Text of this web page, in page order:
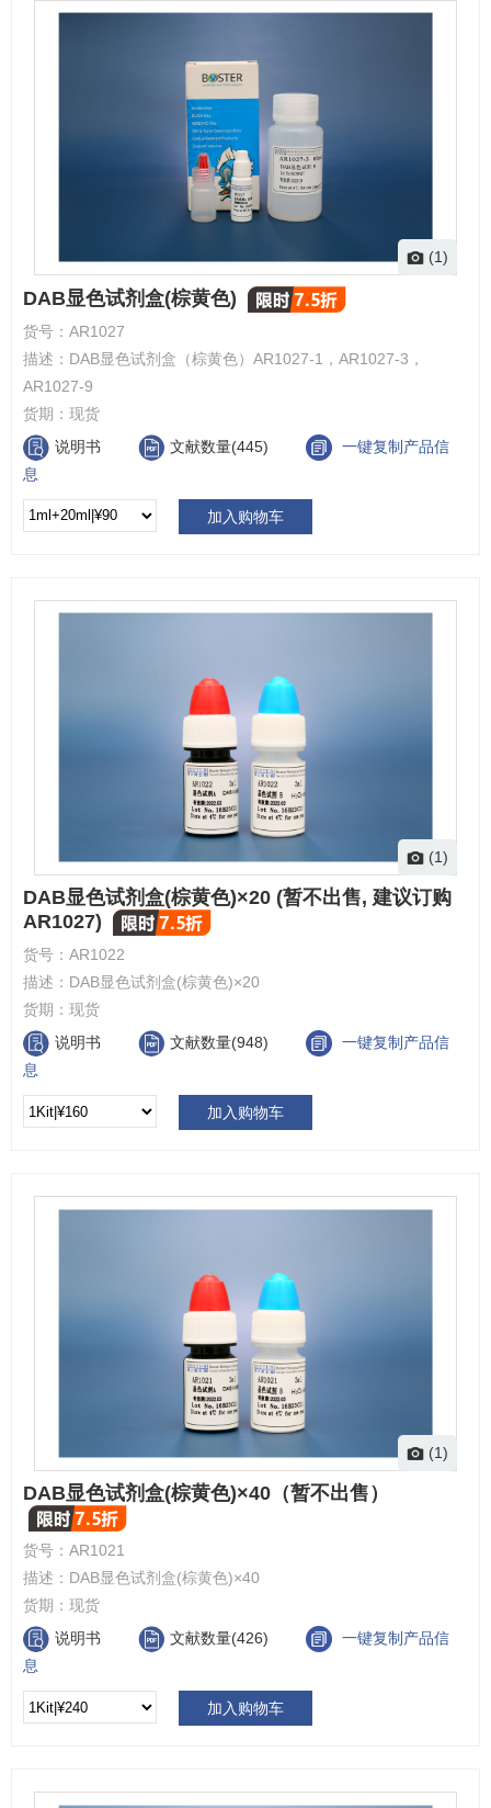
(1)
DAB显色试剂盒(棕黄色)
货号： AR1027
描述： DAB显色试剂盒（棕黄色）AR1027-1，AR1027-3，
AR1027-9
货期： 现货
说明书
文献数量(445)
一键复制产品信
息
加入购物车
(1)
DAB显色试剂盒(棕黄色)×20 (暂不出售, 建议订购
AR1027)
货号： AR1022
描述： DAB显色试剂盒(棕黄色)×20
货期： 现货
说明书
文献数量(948)
一键复制产品信
息
加入购物车
(1)
DAB显色试剂盒(棕黄色)×40（暂不出售）
货号： AR1021
描述： DAB显色试剂盒(棕黄色)×40
货期： 现货
说明书
文献数量(426)
一键复制产品信
息
加入购物车